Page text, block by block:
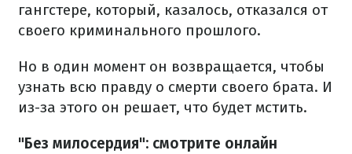
гангстере, который, казалось, отказался от
своего криминального прошлого.
Но в один момент он возвращается, чтобы
узнать всю правду о смерти своего брата. И
из-за этого он решает, что будет мстить.
"Без милосердия": смотрите онлайн